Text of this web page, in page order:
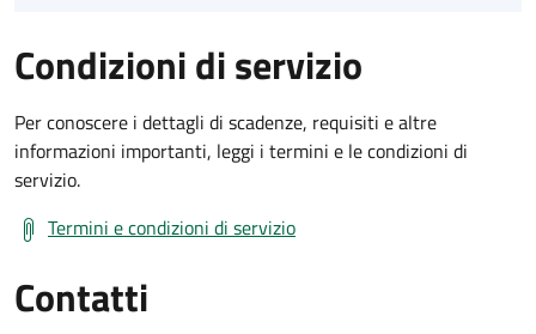
Condizioni di servizio
Per conoscere i dettagli di scadenze, requisiti e altre
informazioni importanti, leggi i termini e le condizioni di
servizio.
Termini e condizioni di servizio
Contatti